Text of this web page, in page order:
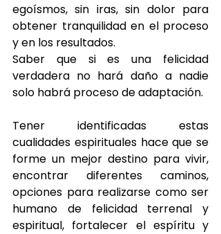
egoísmos, sin iras, sin dolor para
obtener tranquilidad en el proceso
y en los resultados.
Saber que si es una felicidad
verdadera no hará daño a nadie
solo habrá proceso de adaptación.
Tener identificadas estas
cualidades espirituales hace que se
forme un mejor destino para vivir,
encontrar diferentes caminos,
opciones para realizarse como ser
humano de felicidad terrenal y
espiritual, fortalecer el espíritu y